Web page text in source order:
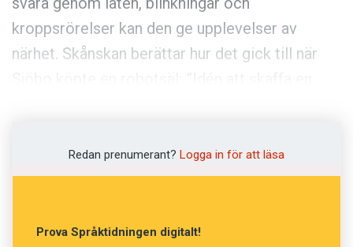
Läs Språktidningen digitalt
Press
kroppsrörelser kan den ge upplevelser av
närhet. Skånskan berättar hur det gick till när
omsorgsförvaltningen. Förslaget föll vård- och
omsorgsnämnden i smaken och de har nu sagt
Redan prenumerant? Logga in för att läsa
Prova Språktidningen digitalt!